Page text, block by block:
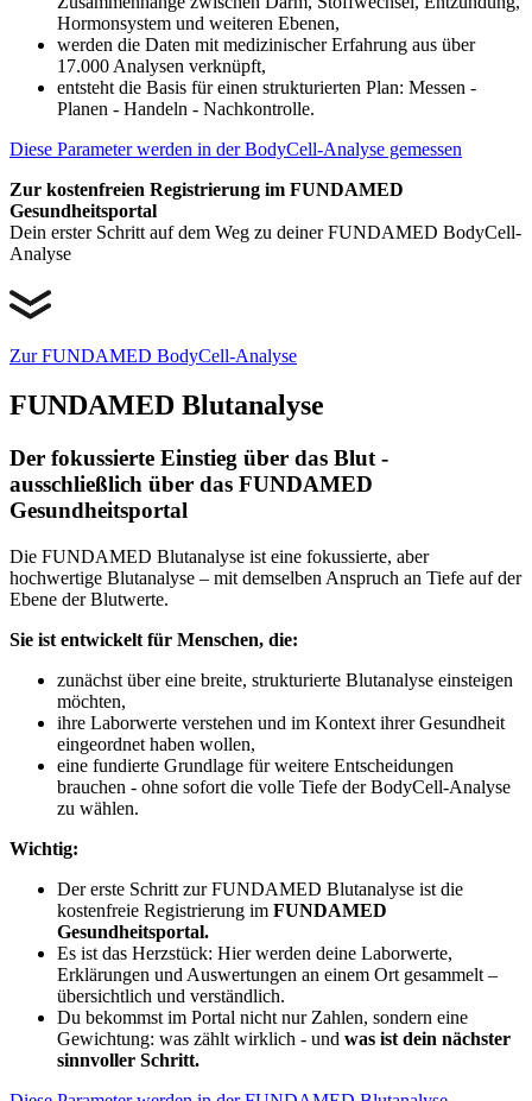
Hormonsystem und weiteren Ebenen,
werden die Daten mit medizinischer Erfahrung aus über
17.000 Analysen verknüpft,
entsteht die Basis für einen strukturierten Plan: Messen -
Planen - Handeln - Nachkontrolle.
Diese Parameter werden in der BodyCell-Analyse gemessen
Zur kostenfreien Registrierung im FUNDAMED
Gesundheitsportal
Dein erster Schritt auf dem Weg zu deiner FUNDAMED BodyCell-
Analyse
Zur FUNDAMED BodyCell-Analyse
FUNDAMED Blutanalyse
Der fokussierte Einstieg über das Blut -
ausschließlich über das FUNDAMED
Gesundheitsportal
Die FUNDAMED Blutanalyse ist eine fokussierte, aber
hochwertige Blutanalyse – mit demselben Anspruch an Tiefe auf der
Ebene der Blutwerte.
Sie ist entwickelt für Menschen, die:
zunächst über eine breite, strukturierte Blutanalyse einsteigen
möchten,
ihre Laborwerte verstehen und im Kontext ihrer Gesundheit
eingeordnet haben wollen,
eine fundierte Grundlage für weitere Entscheidungen
brauchen - ohne sofort die volle Tiefe der BodyCell-Analyse
zu wählen.
Wichtig:
Der erste Schritt zur FUNDAMED Blutanalyse ist die
kostenfreie Registrierung im FUNDAMED
Gesundheitsportal.
Es ist das Herzstück: Hier werden deine Laborwerte,
Erklärungen und Auswertungen an einem Ort gesammelt –
übersichtlich und verständlich.
Du bekommst im Portal nicht nur Zahlen, sondern eine
Gewichtung: was zählt wirklich - und was ist dein nächster
sinnvoller Schritt.